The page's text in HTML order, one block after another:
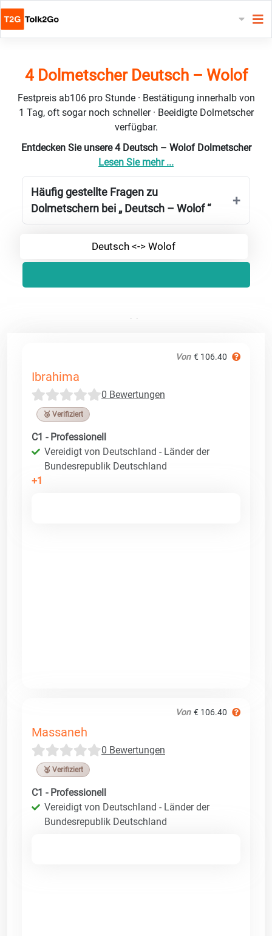
4 Dolmetscher Deutsch – Wolof
Festpreis ab106 pro Stunde · Bestätigung innerhalb von
1 Tag, oft sogar noch schneller · Beeidigte Dolmetscher
verfügbar.
Entdecken Sie unsere 4 Deutsch – Wolof Dolmetscher
Lesen Sie mehr ...
Häufig gestellte Fragen zu
Dolmetschern bei „ Deutsch – Wolof “
Deutsch <-> Wolof
Von € 106.40
Ibrahima
0 Bewertungen
🥉 Verifiziert
C1 - Professionell
Vereidigt von Deutschland - Länder der
Bundesrepublik Deutschland
+1
Von € 106.40
Massaneh
0 Bewertungen
🥉 Verifiziert
C1 - Professionell
Vereidigt von Deutschland - Länder der
Bundesrepublik Deutschland